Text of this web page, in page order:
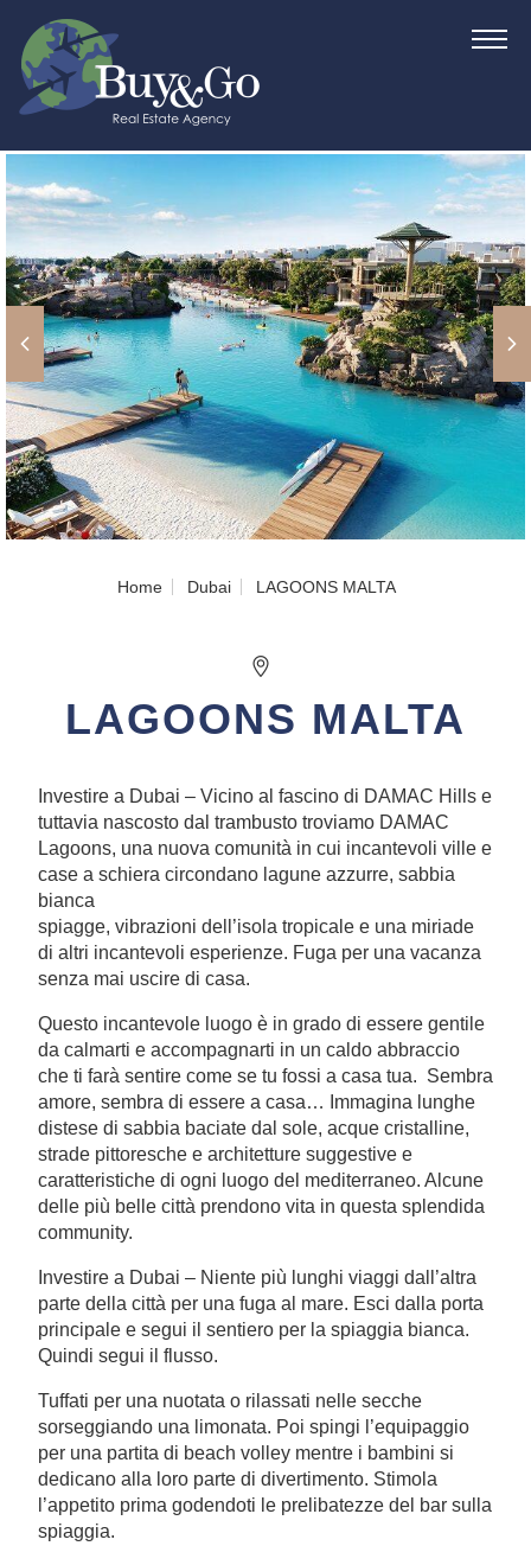
Home Dubai LAGOONS MALTA
LAGOONS MALTA
Investire a Dubai – Vicino al fascino di DAMAC Hills e
tuttavia nascosto dal trambusto troviamo DAMAC
Lagoons, una nuova comunità in cui incantevoli ville e
case a schiera circondano lagune azzurre, sabbia
bianca
spiagge, vibrazioni dell’isola tropicale e una miriade
di altri incantevoli esperienze. Fuga per una vacanza
senza mai uscire di casa.
Questo incantevole luogo è in grado di essere gentile
da calmarti e accompagnarti in un caldo abbraccio
che ti farà sentire come se tu fossi a casa tua. Sembra
amore, sembra di essere a casa… Immagina lunghe
distese di sabbia baciate dal sole, acque cristalline,
strade pittoresche e architetture suggestive e
caratteristiche di ogni luogo del mediterraneo. Alcune
delle più belle città prendono vita in questa splendida
community.
Investire a Dubai – Niente più lunghi viaggi dall’altra
parte della città per una fuga al mare. Esci dalla porta
principale e segui il sentiero per la spiaggia bianca.
Quindi segui il flusso.
Tuffati per una nuotata o rilassati nelle secche
sorseggiando una limonata. Poi spingi l’equipaggio
per una partita di beach volley mentre i bambini si
dedicano alla loro parte di divertimento. Stimola
l’appetito prima godendoti le prelibatezze del bar sulla
spiaggia.